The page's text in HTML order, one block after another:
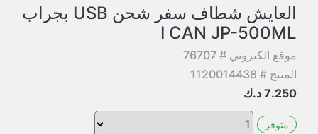
العايش شطاف سفر شحن USB بجراب
I CAN JP-500ML
موقع الكتروني # 76707
المنتج # 1120014438
7.250 د.ك
متوفر